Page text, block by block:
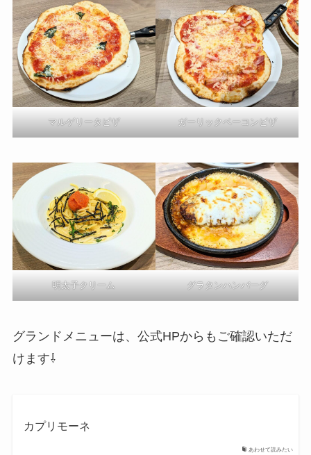
マルゲリータピザ ガーリックベーコンピザ
明太子クリーム グラタンハンバーグ
グランドメニューは、公式HPからもご確認いただ
けます⇩
あわせて読みたい
カプリモーネ